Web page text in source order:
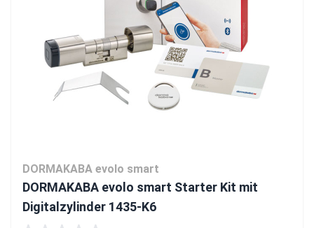
DORMAKABA evolo smart
DORMAKABA evolo smart Starter Kit mit
Digitalzylinder 1435-K6